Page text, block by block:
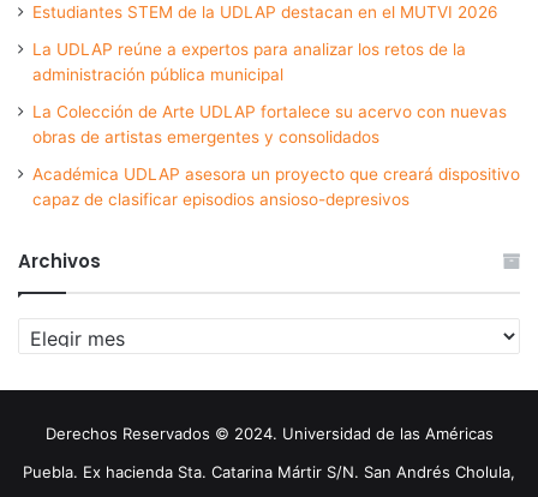
Estudiantes STEM de la UDLAP destacan en el MUTVI 2026
La UDLAP reúne a expertos para analizar los retos de la
administración pública municipal
La Colección de Arte UDLAP fortalece su acervo con nuevas
obras de artistas emergentes y consolidados
Académica UDLAP asesora un proyecto que creará dispositivo
capaz de clasificar episodios ansioso-depresivos
Archivos
Archivos
Derechos Reservados © 2024. Universidad de las Américas
Puebla. Ex hacienda Sta. Catarina Mártir S/N. San Andrés Cholula,